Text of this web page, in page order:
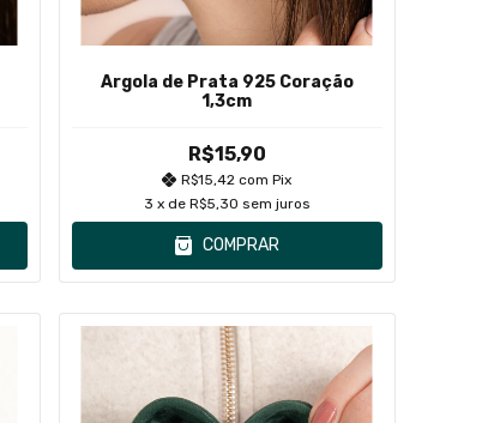
Argola de Prata 925 Coração
1,3cm
R$15,90
R$15,42com Pix
3 x de R$5,30 sem juros
COMPRAR